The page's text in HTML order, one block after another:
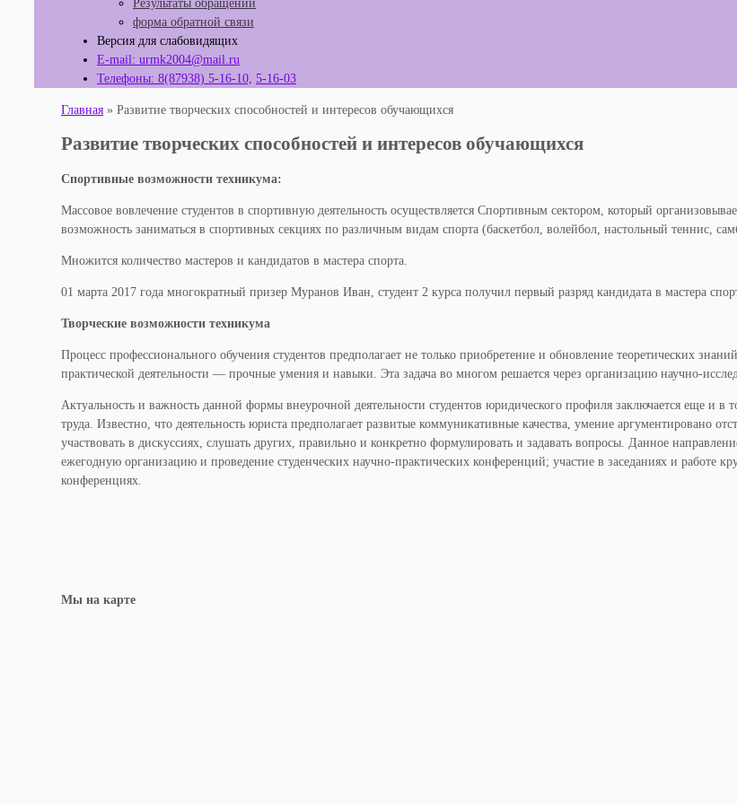
форма обратной связи
Версия для слабовидящих
E-mail: urmk2004@mail.ru
Телефоны: 8(87938) 5-16-10, 5-16-03
Главная » Развитие творческих способностей и интересов обучающихся
Развитие творческих способностей и интересов обучающихся
Спортивные возможности техникума:
Массовое вовлечение студентов в спортивную деятельность осуществляется Спортивным сектором, который
возможность заниматься в спортивных секциях по различным видам спорта (баскетбол, волейбол, настольный теннис,
Множится количество мастеров и кандидатов в мастера спорта.
01 марта 2017 года многократный призер Муранов Иван, студент 2 курса получил первый разряд кандидата в мастера
Творческие возможности техникума
Процесс профессионального обучения студентов предполагает не только приобретение и обновление теоретических
практической деятельности — прочные умения и навыки. Эта задача во многом решается через организацию научно-
Актуальность и важность данной формы внеурочной деятельности студентов юридического профиля заключается еще и
труда. Известно, что деятельность юриста предполагает развитые коммуникативные качества, умение аргументировано
участвовать в дискуссиях, слушать других, правильно и конкретно формулировать и задавать вопросы. Данное
ежегодную организацию и проведение студенческих научно-практических конференций; участие в заседаниях и работе
конференциях.
Мы на карте